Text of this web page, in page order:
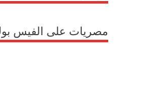
مصريات على الفيس